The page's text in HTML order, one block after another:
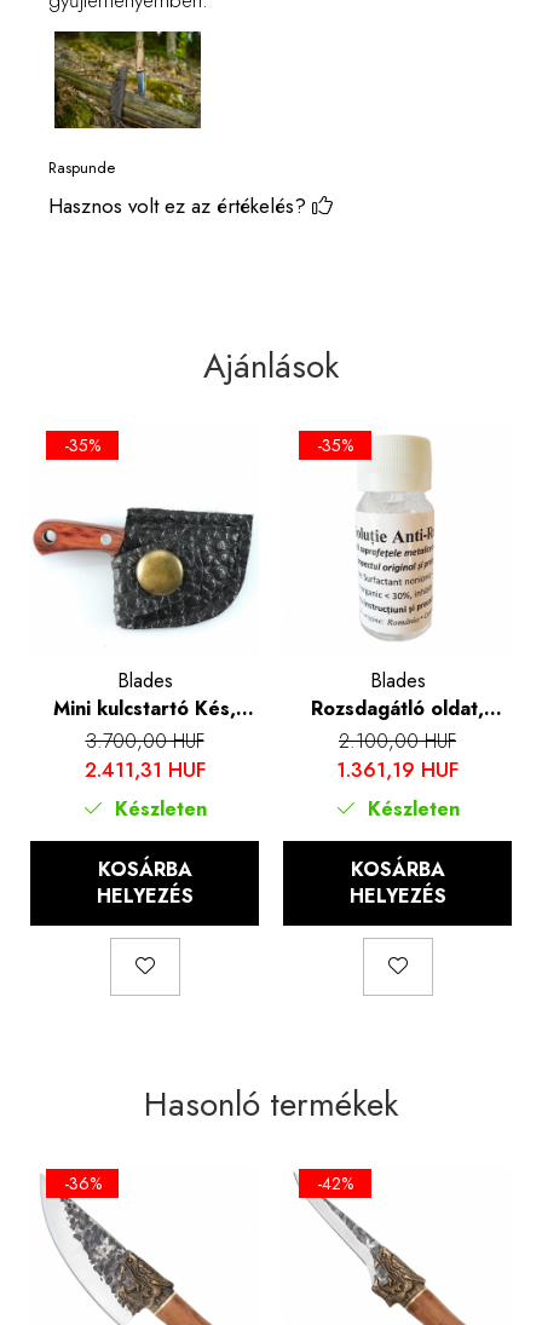
Raspunde
Hasznos volt ez az értékelés?
Ajánlások
-35%
Blades
Mini kulcstartó Kés,
damaszkuszi mintás
kivitel, fa fogantyú, tok
Blades®
3.700,00 HUF
2.411,31 HUF
Készleten
KOSÁRBA
HELYEZÉS
-35%
Blades
Rozsdagátló oldat,
Blades®, 50 ml
2.100,00 HUF
1.361,19 HUF
Készleten
KOSÁRBA
HELYEZÉS
Hasonló termékek
-36% -42%